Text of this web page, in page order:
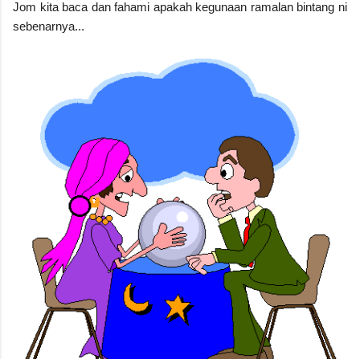
Jom kita baca dan fahami apakah kegunaan ramalan bintang ni
sebenarnya...